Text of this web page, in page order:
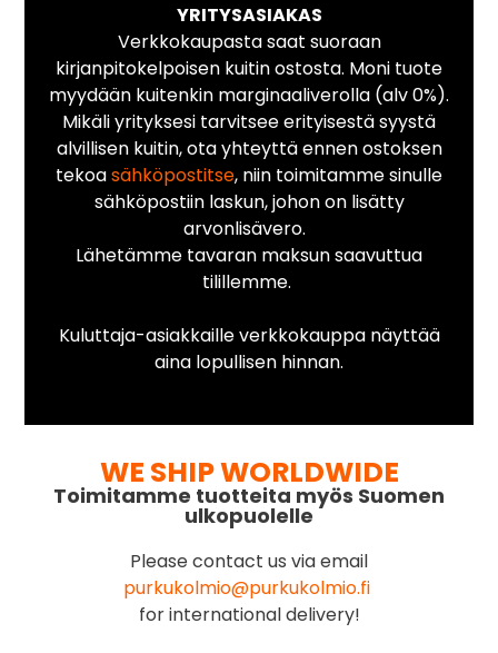
YRITYSASIAKAS
Verkkokaupasta saat suoraan
kirjanpitokelpoisen kuitin ostosta. Moni tuote
myydään kuitenkin marginaaliverolla (alv 0%).
Mikäli yrityksesi tarvitsee erityisestä syystä
alvillisen kuitin, ota yhteyttä ennen ostoksen
tekoasähköpostitse, niin toimitamme sinulle
sähköpostiin laskun, johon on lisätty
arvonlisävero.
Lähetämme tavaran maksun saavuttua
tilillemme.
Kuluttaja-asiakkaille verkkokauppa näyttää
aina lopullisen hinnan.
WE SHIP WORLDWIDE
Toimitamme tuotteita myös Suomen
ulkopuolelle
Please contact us via email
purkukolmio@purkukolmio.fi
for international delivery!